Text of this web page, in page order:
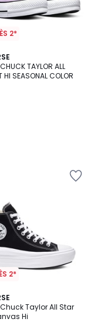
2*
TAYLOR ALL
HI SEASONAL COLOR
2*
Taylor All Star
Hi